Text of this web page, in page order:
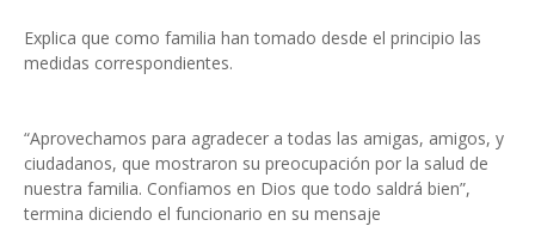
Explica que como familia han tomado desde el principio las
medidas correspondientes.
“Aprovechamos para agradecer a todas las amigas, amigos, y
ciudadanos, que mostraron su preocupación por la salud de
nuestra familia. Confiamos en Dios que todo saldrá bien”,
termina diciendo el funcionario en su mensaje